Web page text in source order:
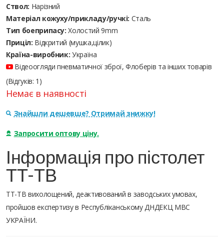
Ствол: Нарізний
Матеріал кожуху/прикладу/ручкі: Сталь
Тип боеприпасу: Холостий 9mm
Приціл: Відкритий (мушка,цілик)
Країна-виробник: Україна
Відеоогляди пневматичної зброї, Флоберів та інших товарів
(Відгуків: 1)
Немає в наявності
Знайшли дешевше? Отримай знижку!
Запросити оптову ціну.
Інформація про пістолет
ТТ-ТВ
ТТ-ТВ вихолощений, деактивований в заводських умовах,
пройшов експертизу в Республіканському ДНДЕКЦ МВС
УКРАЇНИ.